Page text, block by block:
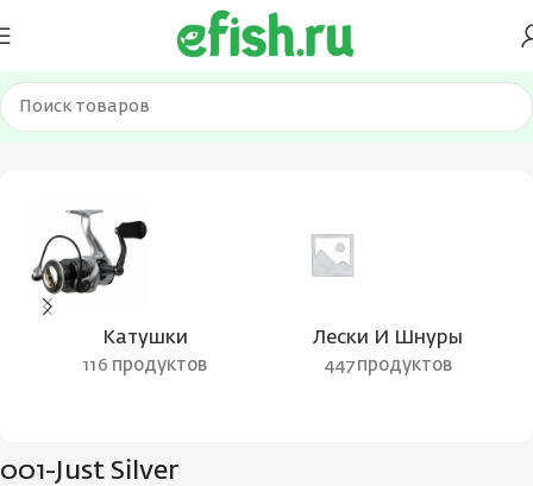
Главная Товар Цвет воблера 001-Just Silver
Катушки
116 продуктов
Лески И Шнуры
447 продуктов
001-Just Silver